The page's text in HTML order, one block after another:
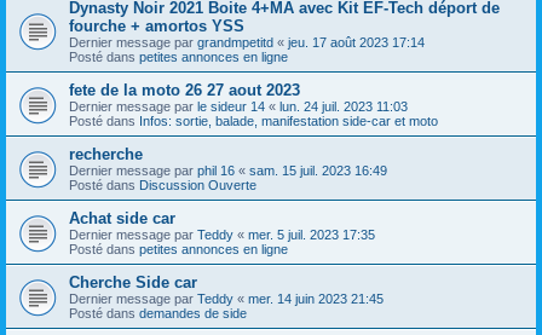
Dynasty Noir 2021 Boite 4+MA avec Kit EF-Tech déport de
fourche + amortos YSS
Dernier message par grandmpetitd « jeu. 17 août 2023 17:14
Posté dans petites annonces en ligne
fete de la moto 26 27 aout 2023
Dernier message par le sideur 14 « lun. 24 juil. 2023 11:03
Posté dans Infos: sortie, balade, manifestation side-car et moto
recherche
Dernier message par phil 16 « sam. 15 juil. 2023 16:49
Posté dans Discussion Ouverte
Achat side car
Dernier message par Teddy « mer. 5 juil. 2023 17:35
Posté dans petites annonces en ligne
Cherche Side car
Dernier message par Teddy « mer. 14 juin 2023 21:45
Posté dans demandes de side